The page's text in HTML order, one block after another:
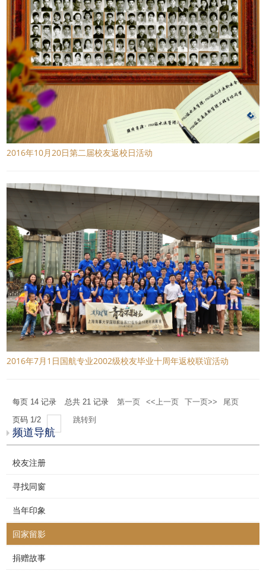
2016年10月20日第二届校友返校日活动
2016年7月1日国航专业2002级校友毕业十周年返校联谊活动
每页 14 记录 总共 21 记录 第一页 <<上一页 下一页>>
尾页
页码 1/2 跳转到
频道导航
校友注册
寻找同窗
当年印象
回家留影
捐赠故事